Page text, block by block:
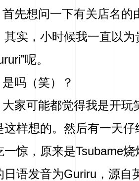
首先想问一下有关店名的
其实，小时候我一直以为
呢。
是吗（笑）？
大家可能都觉得我是开玩
这样想的。然后有一天
一惊，原来是Tsubame
日语发音为Guriru，源自